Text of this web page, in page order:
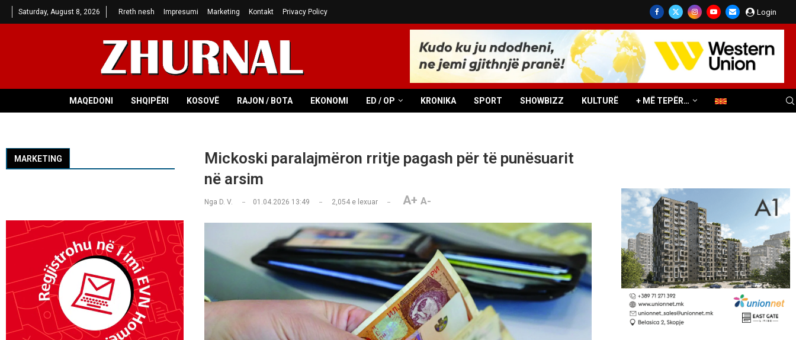
Saturday, August 8, 2026 Rreth nesh Impresumi Marketing Kontakt Privacy Policy Login
MAQEDONI SHQIPËRI KOSOVË RAJON / BOTA EKONOMI ED / OP KRONIKA SPORT SHOWBIZZ KULTURË + MË TEPËR…
Mickoski paralajmëron rritje pagash për të punësuarit
në arsim
Nga D. V. 01.04.2026 13:49 2,054e lexuar A+ A-
MARKETING